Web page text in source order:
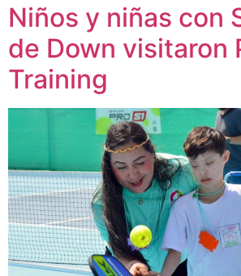
Niños y niñas con
de Down visitaron
Training